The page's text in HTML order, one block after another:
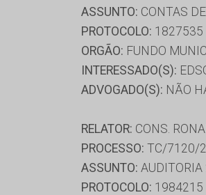
ASSUNTO: CONTAS
PROTOCOLO: 1827535
ORGÃO: FUNDO
INTERESSADO(S):
ADVOGADO(S): NÃO
RELATOR: CONS.
PROCESSO: TC/7120/
ASSUNTO:
PROTOCOLO: 1984215